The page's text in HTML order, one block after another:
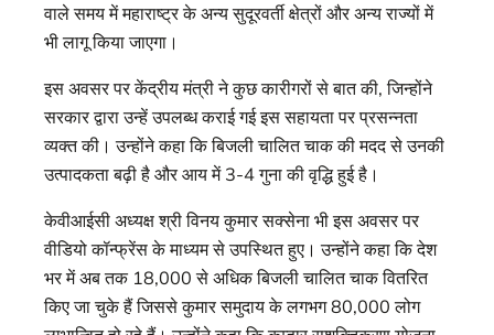
वाले समय में महाराष्ट्र के अन्य सुदूरवर्ती क्षेत्रों और अन्य राज्यों में
भी लागू किया जाएगा।
इस अवसर पर केंद्रीय मंत्री ने कुछ कारीगरों से बात की, जिन्होंने
सरकार द्वारा उन्हें उपलब्ध कराई गई इस सहायता पर प्रसन्नता
व्यक्त की। उन्होंने कहा कि बिजली चालित चाक की मदद से उनकी
उत्पादकता बढ़ी है और आय में 3-4 गुना की वृद्धि हुई है।
केवीआईसी अध्यक्ष श्री विनय कुमार सक्सेना भी इस अवसर पर
वीडियो कॉन्फ्रेंस के माध्यम से उपस्थित हुए। उन्होंने कहा कि देश
भर में अब तक 18,000 से अधिक बिजली चालित चाक वितरित
किए जा चुके हैं जिससे कुमार समुदाय के लगभग 80,000 लोग